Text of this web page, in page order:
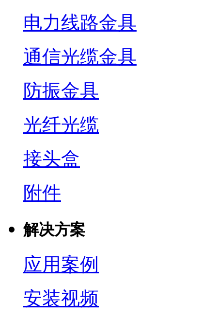
电力线路金具
通信光缆金具
防振金具
光纤光缆
接头盒
附件
解决方案
应用案例
安装视频